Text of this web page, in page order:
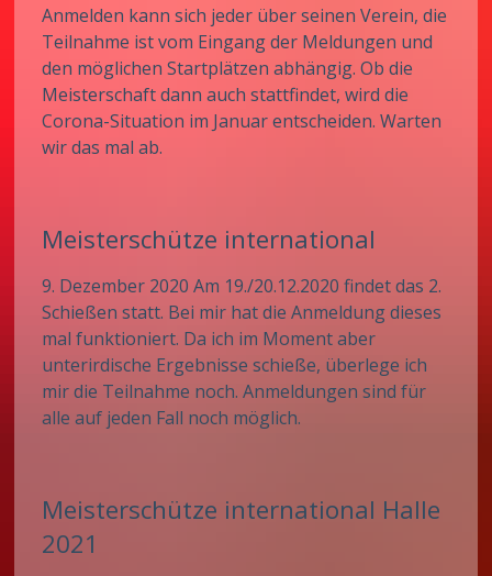
Anmelden kann sich jeder über seinen Verein, die
Teilnahme ist vom Eingang der Meldungen und
den möglichen Startplätzen abhängig. Ob die
Meisterschaft dann auch stattfindet, wird die
Corona-Situation im Januar entscheiden. Warten
wir das mal ab.
Meisterschütze international
9. Dezember 2020 Am 19./20.12.2020 findet das 2.
Schießen statt. Bei mir hat die Anmeldung dieses
mal funktioniert. Da ich im Moment aber
unterirdische Ergebnisse schieße, überlege ich
mir die Teilnahme noch. Anmeldungen sind für
alle auf jeden Fall noch möglich.
Meisterschütze international Halle
2021